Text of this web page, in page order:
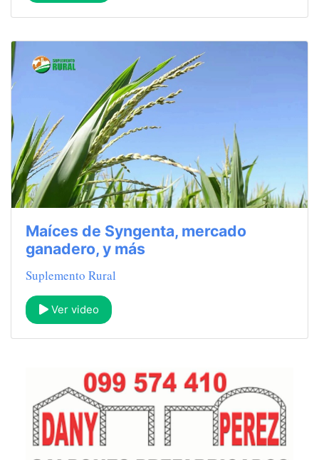
Maíces de Syngenta, mercado
ganadero, y más
Suplemento Rural
Ver video